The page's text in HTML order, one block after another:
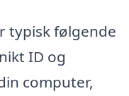
typisk følgende
ID og
computer,